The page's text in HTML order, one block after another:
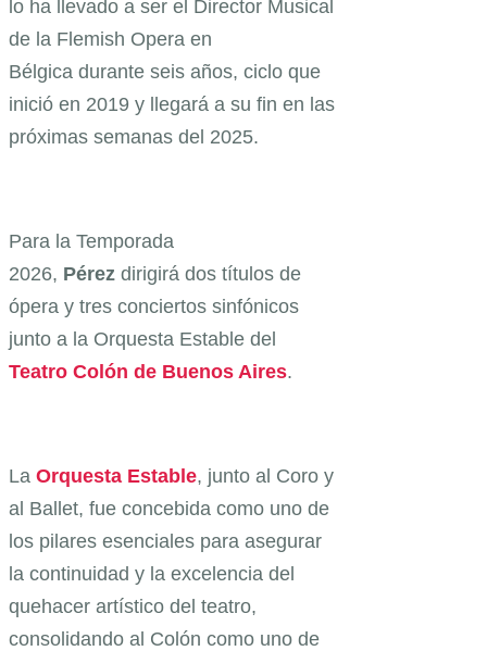
lo ha llevado a ser el Director Musical
de la Flemish Opera en
Bélgica durante seis años, ciclo que
inició en 2019 y llegará a su fin en las
próximas semanas del 2025.
Para la Temporada
2026, Pérez dirigirá dos títulos de
ópera y tres conciertos sinfónicos
junto a la Orquesta Estable del
Teatro Colón de Buenos Aires.
La Orquesta Estable, junto al Coro y
al Ballet, fue concebida como uno de
los pilares esenciales para asegurar
la continuidad y la excelencia del
quehacer artístico del teatro,
consolidando al Colón como uno de